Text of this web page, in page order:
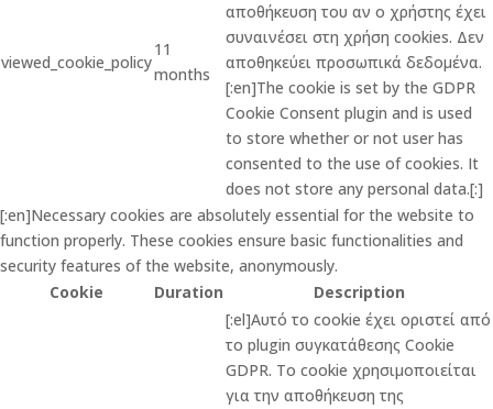
viewed_cookie_policy
11
months
αποθήκευση του αν ο χρήστης έχει
συναινέσει στη χρήση cookies. Δεν
αποθηκεύει προσωπικά δεδομένα.
[:en]The cookie is set by the GDPR
Cookie Consent plugin and is used
to store whether or not user has
consented to the use of cookies. It
does not store any personal data.[:]
[:en]Necessary cookies are absolutely essential for the website to
function properly. These cookies ensure basic functionalities and
security features of the website, anonymously.
Cookie
Duration Description
[:el]Αυτό το cookie έχει οριστεί από
το plugin συγκατάθεσης Cookie
GDPR. Το cookie χρησιμοποιείται
για την αποθήκευση της